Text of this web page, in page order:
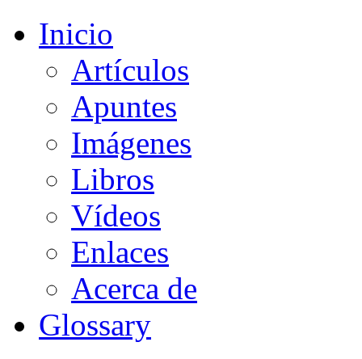
Inicio
Artículos
Apuntes
Imágenes
Libros
Vídeos
Enlaces
Acerca de
Glossary